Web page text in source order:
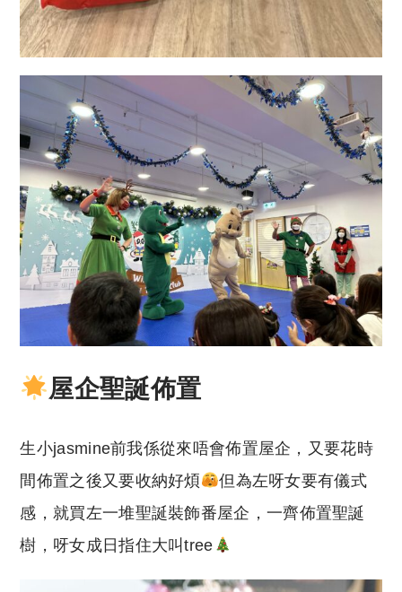
屋企聖誕佈置
生小jasmine前我係從來唔會佈置屋企，又要花時
間佈置之後又要收納好煩
但為左呀女要有儀式
感，就買左一堆聖誕裝飾番屋企，一齊佈置聖誕
樹，呀女成日指住大叫tree